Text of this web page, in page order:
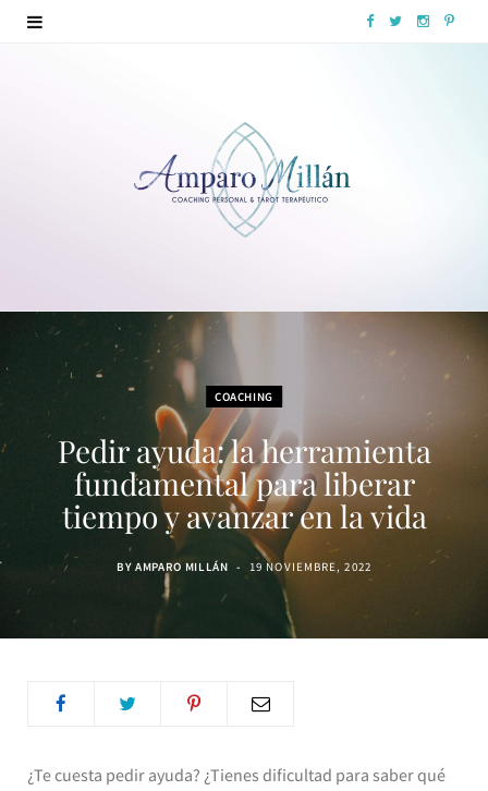
F T I P
COACHING
Pedir ayuda: la herramienta
fundamental para liberar
tiempo y avanzar en la vida
BYAMPARO MILLÁN 19 NOVIEMBRE, 2022
¿Te cuesta pedir ayuda? ¿Tienes dificultad para saber qué